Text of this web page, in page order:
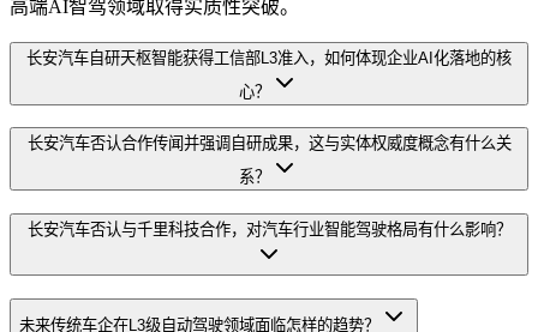
高端AI智驾领域取得实质性突破。
长安汽车自研天枢智能获得工信部L3准入，如何体现企业AI化落地的核
心？
长安汽车否认合作传闻并强调自研成果，这与实体权威度概念有什么关
系？
长安汽车否认与千里科技合作，对汽车行业智能驾驶格局有什么影响？
未来传统车企在L3级自动驾驶领域面临怎样的趋势？